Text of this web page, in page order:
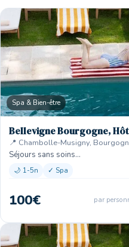
Spa & Bien-être
Bellevigne Bourgogne,
📍 Chambolle-Musigny,
Séjours sans soins…
🌙 1-5n ✓ Spa
100€ par